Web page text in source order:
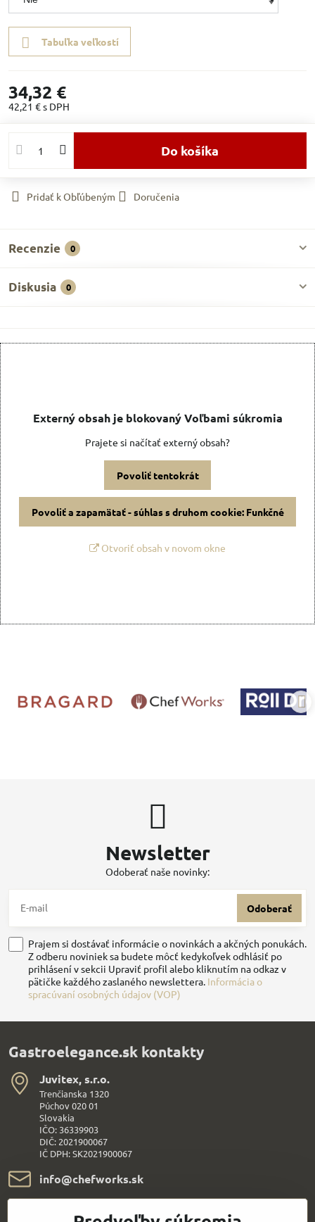
Tabuľka veľkostí
34,32 €
42,21 €s DPH
Do košíka
Pridať k Obľúbeným Doručenia
Recenzie 0
Diskusia 0
Externý obsah je blokovaný Voľbami súkromia
Prajete si načítať externý obsah?
Povoliť tentokrát
Povoliť a zapamätať - súhlas s druhom cookie: Funkčné
Otvoriť obsah v novom okne
Newsletter
Odoberať naše novinky:
Odoberať
Prajem si dostávať informácie o novinkách a akčných ponukách.
Z odberu noviniek sa budete môcť kedykoľvek odhlásiť po
prihlásení v sekcii Upraviť profil alebo kliknutím na odkaz v
pätičke každého zaslaného newslettera. Informácia o
spracúvaní osobných údajov (VOP)
Gastroelegance.sk kontakty
Juvitex, s​.r​.o​.
Trenčianska 1320
Púchov 020 01
Slovakia
IČO: 36339903
DIČ: 2021900067
IČ DPH: SK2021900067
info​@chefworks​.sk